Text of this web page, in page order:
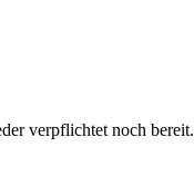
verpflichtet noch bereit.